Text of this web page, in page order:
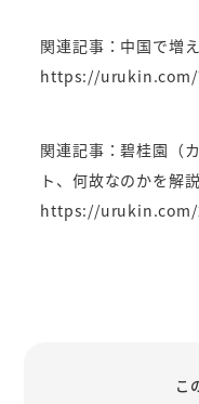
関連記事：中国で増
https://
関連記事：碧桂園（
ト、何故なのかを解説
https://urukin.com/
こ